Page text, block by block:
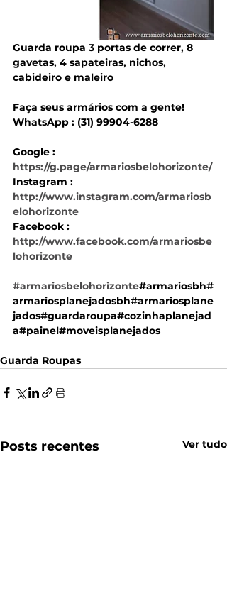
Guarda roupa 3 portas de correr, 8
gavetas, 4 sapateiras, nichos,
cabideiro e maleiro
Faça seus armários com a gente!
WhatsApp : (31) 99904-6288
Google :
https://g.page/armariosbelohorizonte/
Instagram :
http://www.instagram.com/armariosb
elohorizonte
Facebook :
http://www.facebook.com/armariosbe
lohorizonte
#armariosbelohorizonte#armariosbh#
armariosplanejadosbh#armariosplane
jados#guardaroupa#cozinhaplanejad
a#painel#moveisplanejados
Guarda Roupas
Posts recentes Ver tudo